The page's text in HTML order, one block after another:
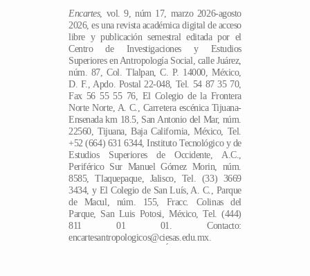
Encartes, vol. 9, núm 17, marzo 2026-agosto
2026, es una revista académica digital de acceso
libre y publicación semestral editada por el
Centro de Investigaciones y Estudios
Superiores en Antropología Social, calle Juárez,
núm. 87, Col. Tlalpan, C. P. 14000, México,
D. F., Apdo. Postal 22-048, Tel. 54 87 35 70,
Fax 56 55 55 76, El Colegio de la Frontera
Norte Norte, A. C., Carretera escénica Tijuana-
Ensenada km 18.5, San Antonio del Mar, núm.
22560, Tijuana, Baja California, México, Tel.
+52 (664) 631 6344, Instituto Tecnológico y de
Estudios Superiores de Occidente, A.C.,
Periférico Sur Manuel Gómez Morin, núm.
8585, Tlaquepaque, Jalisco, Tel. (33) 3669
3434, y El Colegio de San Luís, A. C., Parque
de Macul, núm. 155, Fracc. Colinas del
Parque, San Luis Potosi, México, Tel. (444)
811 01 01. Contacto:
encartesantropologicos@ciesas.edu.mx.